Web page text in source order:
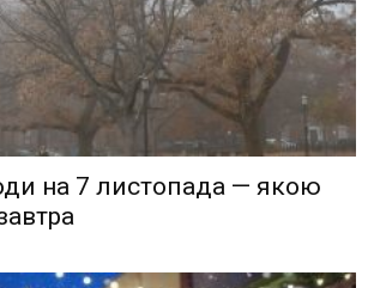
на 7 листопада — якою